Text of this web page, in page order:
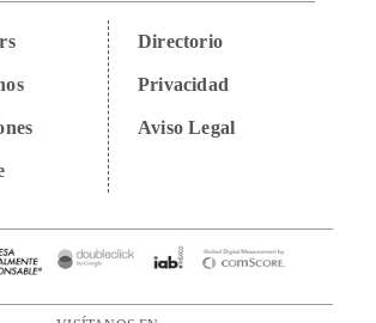
Directorio
Privacidad
Aviso Legal